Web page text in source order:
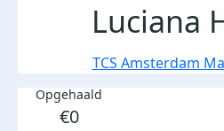
Luciana
TCS Amsterdam
Opgehaald
€0